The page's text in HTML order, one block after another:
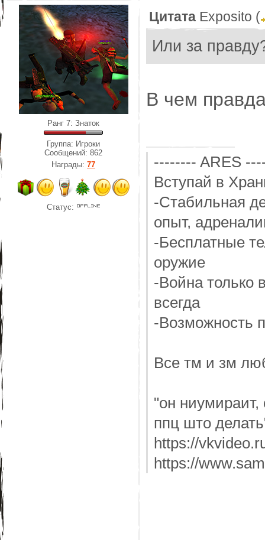
Ранг 7: Знаток
Группа: Игроки
Сообщений: 862
Награды: 77
Статус:
Цитата Exposito (
Или за
В чем
-------- ARES
Вступай в
-Стабильная
опыт,
-Бесплатные
оружие
-Война только
всегда
-Возможность
Все тм и зм
"он ниумираит,
ппц што
https://
https://